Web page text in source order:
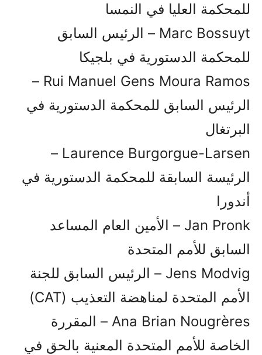
للمحكمة العليا في النمسا
Marc Bossuyt – الرئيس السابق
للمحكمة الدستورية في بلجيكا
Rui Manuel Gens Moura Ramos –
الرئيس السابق للمحكمة الدستورية في
البرتغال
Laurence Burgorgue-Larsen –
الرئيسة السابقة للمحكمة الدستورية في
أندورا
Jan Pronk – الأمين العام المساعد
السابق للأمم المتحدة
Jens Modvig – الرئيس السابق للجنة
الأمم المتحدة لمناهضة التعذيب (CAT)
Ana Brian Nougrères – المقررة
الخاصة للأمم المتحدة المعنية بالحق في